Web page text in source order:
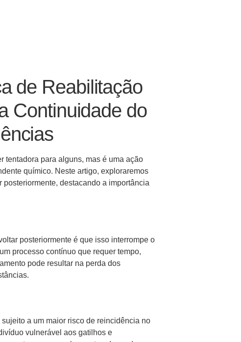
de Reabilitação
Continuidade do
tentadora para alguns, mas é uma ação
químico. Neste artigo, exploraremos
posteriormente, destacando a importância
posteriormente é que isso interrompe o
processo contínuo que requer tempo,
pode resultar na perda dos
a um maior risco de reincidência no
vulnerável aos gatilhos e